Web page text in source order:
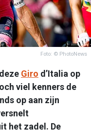
Foto: © PhotoNews
Giro d’Italia op
viel kenners de
op aan zijn
het zadel. De